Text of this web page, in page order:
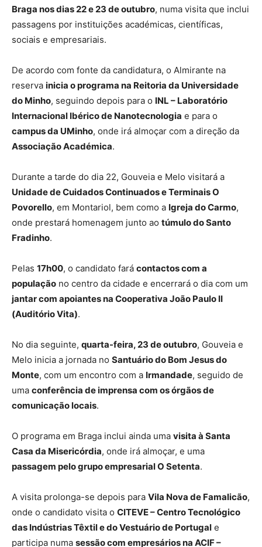
Braga nos dias 22 e 23 de outubro, numa visita que inclui
passagens por instituições académicas, científicas,
sociais e empresariais.
De acordo com fonte da candidatura, o Almirante na
reserva inicia o programa na Reitoria da Universidade
do Minho, seguindo depois para o INL – Laboratório
Internacional Ibérico de Nanotecnologia e para o
campus da UMinho, onde irá almoçar com a direção da
Associação Académica.
Durante a tarde do dia 22, Gouveia e Melo visitará a
Unidade de Cuidados Continuados e Terminais O
Povorello, em Montariol, bem como a Igreja do Carmo,
onde prestará homenagem junto ao túmulo do Santo
Fradinho.
Pelas 17h00, o candidato fará contactos com a
população no centro da cidade e encerrará o dia com um
jantar com apoiantes na Cooperativa João Paulo II
(Auditório Vita).
No dia seguinte, quarta-feira, 23 de outubro, Gouveia e
Melo inicia a jornada no Santuário do Bom Jesus do
Monte, com um encontro com a Irmandade, seguido de
uma conferência de imprensa com os órgãos de
comunicação locais.
O programa em Braga inclui ainda uma visita à Santa
Casa da Misericórdia, onde irá almoçar, e uma
passagem pelo grupo empresarial O Setenta.
A visita prolonga-se depois para Vila Nova de Famalicão,
onde o candidato visita o CITEVE – Centro Tecnológico
das Indústrias Têxtil e do Vestuário de Portugal e
participa numa sessão com empresários na ACIF –